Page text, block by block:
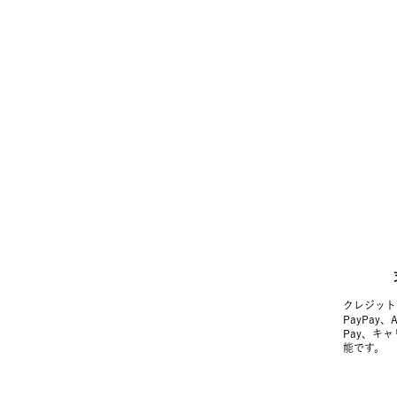
クレジッ
PayPay、
Pay、キャ
能です。